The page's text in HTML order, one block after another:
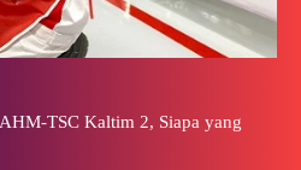
TSC Kaltim 2, Siapa yang